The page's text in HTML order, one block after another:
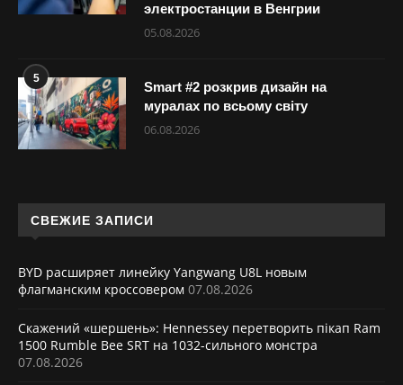
электростанции в Венгрии
05.08.2026
5
Smart #2 розкрив дизайн на
муралах по всьому світу
06.08.2026
СВЕЖИЕ ЗАПИСИ
BYD расширяет линейку Yangwang U8L новым
флагманским кроссовером 07.08.2026
Скажений «шершень»: Hennessey перетворить пікап Ram
1500 Rumble Bee SRT на 1032-сильного монстра
07.08.2026